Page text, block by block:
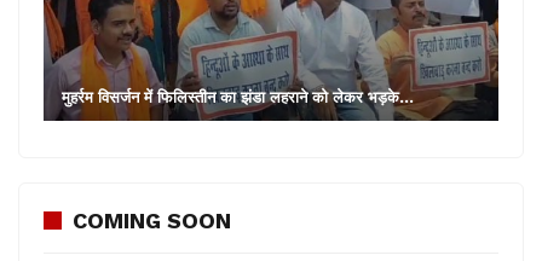
मुहर्रम विसर्जन में फिलिस्तीन का झंडा लहराने को लेकर भड़के…
COMING SOON